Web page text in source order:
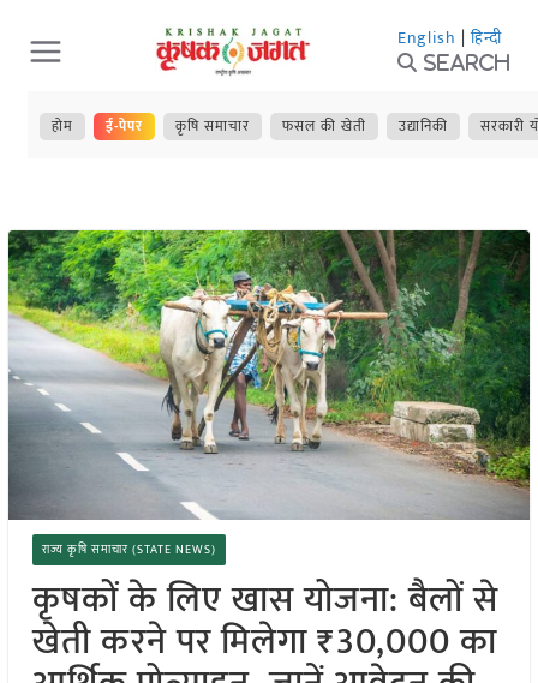
Skip
to
content
English | हिन्दी
Search
होम ई-पेपर कृषि समाचार फसल की खेती उद्यानिकी सरकारी
राज्य कृषि समाचार (STATE NEWS)
कृषकों के लिए खास योजना: बैलों से
खेती करने पर मिलेगा ₹30,000 का